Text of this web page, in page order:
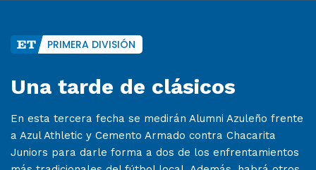
PRIMERA DIVISIÓN
Una tarde de clásicos
En esta tercera fecha se medirán Alumni Azuleño frente
a Azul Athletic y Cemento Armado contra Chacarita
Juniors para darle forma a dos de los enfrentamientos